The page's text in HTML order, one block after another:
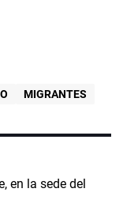
MIGRANTES